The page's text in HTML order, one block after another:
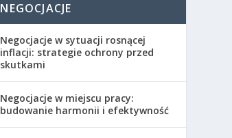
NEGOCJACJE
Negocjacje w sytuacji rosnącej
inflacji: strategie ochrony przed
skutkami
Negocjacje w miejscu pracy:
budowanie harmonii i efektywność